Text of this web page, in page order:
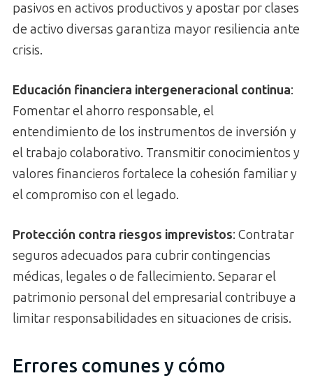
pasivos en activos productivos y apostar por clases
de activo diversas garantiza mayor resiliencia ante
crisis.
Educación financiera intergeneracional continua:
Fomentar el ahorro responsable, el
entendimiento de los instrumentos de inversión y
el trabajo colaborativo. Transmitir conocimientos y
valores financieros fortalece la cohesión familiar y
el compromiso con el legado.
Protección contra riesgos imprevistos: Contratar
seguros adecuados para cubrir contingencias
médicas, legales o de fallecimiento. Separar el
patrimonio personal del empresarial contribuye a
limitar responsabilidades en situaciones de crisis.
Errores comunes y cómo